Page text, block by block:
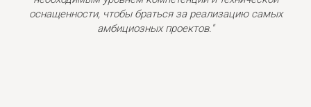
оснащенности, чтобы браться за реализацию самых
амбициозных проектов."